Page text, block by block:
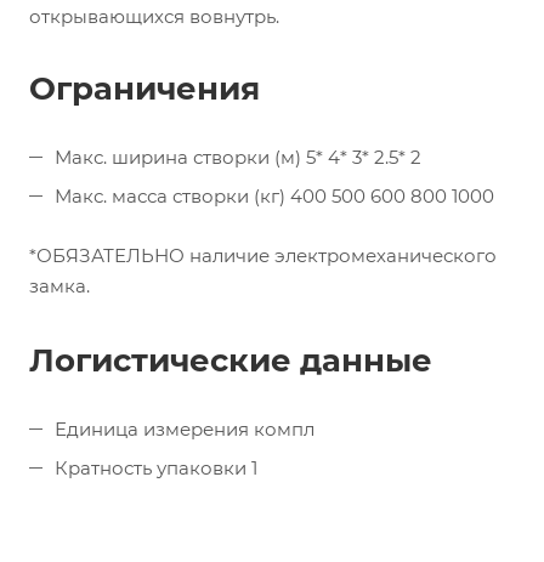
открывающихся вовнутрь.
Ограничения
Макс. ширина створки (м) 5* 4* 3* 2.5* 2
Макс. масса створки (кг) 400 500 600 800 1000
*ОБЯЗАТЕЛЬНО наличие электромеханического
замка.
Логистические данные
Единица измерения компл
Кратность упаковки 1